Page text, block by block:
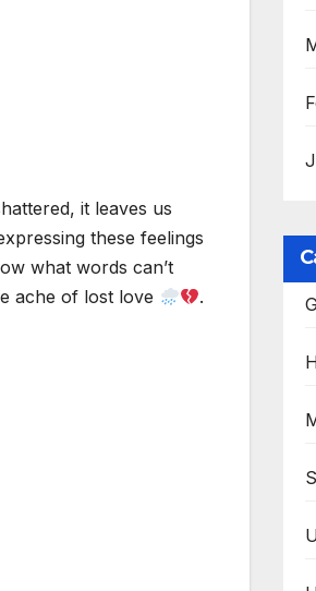
it leaves us
these feelings
what words can’t
ache of lost love .